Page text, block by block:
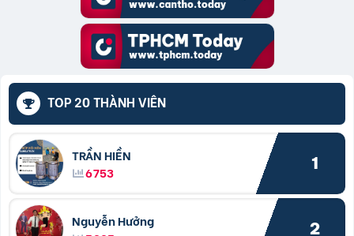
TOP 20 THÀNH VIÊN
TRẦN HIỀN
6753
1
Nguyễn Hưởng
2